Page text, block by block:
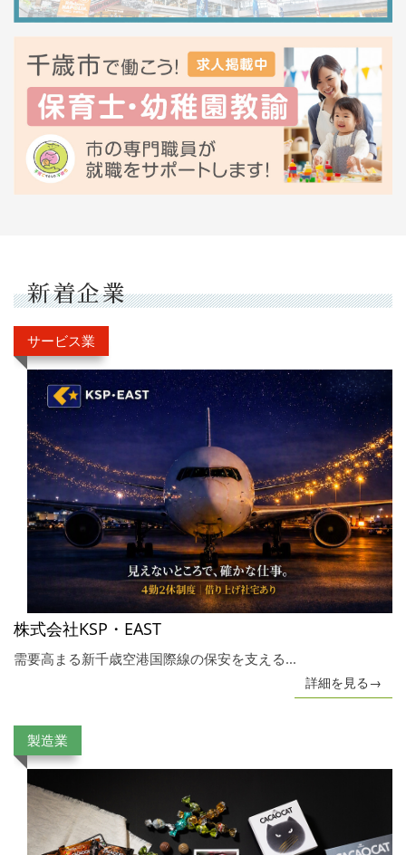
新着企業
サービス業
株式会社KSP・EAST
需要高まる新千歳空港国際線の保安を支える...
詳細を見る→
製造業